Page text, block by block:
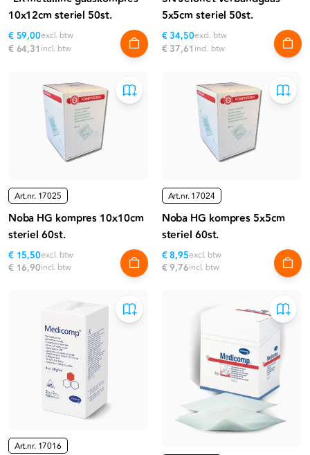
10x12cm steriel 50st.
€ 59,00excl. btw
€ 64,31 incl. btw
5x5cm steriel 50st.
€ 34,50excl. btw
€ 37,61 incl. btw
Art.nr. 17025
Noba HG kompres 10x10cm
steriel 60st.
€ 15,50excl. btw
€ 16,90incl. btw
Art.nr.17024
Noba HG kompres 5x5cm
steriel 60st.
€ 8,95excl. btw
€ 9,76incl. btw
Art.nr. 17016